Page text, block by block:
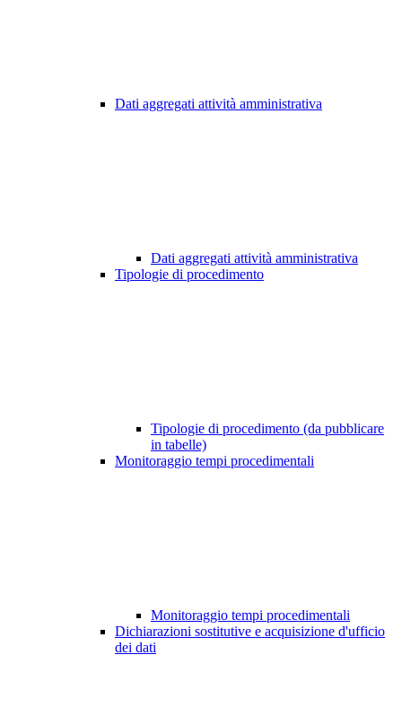
Dati aggregati attività amministrativa
Dati aggregati attività amministrativa
Tipologie di procedimento
Tipologie di procedimento (da pubblicare
in tabelle)
Monitoraggio tempi procedimentali
Monitoraggio tempi procedimentali
Dichiarazioni sostitutive e acquisizione d'ufficio
dei dati